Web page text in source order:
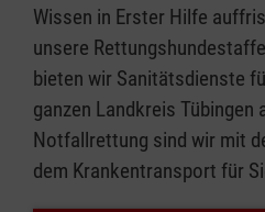
Wissen in Erster Hilfe
unsere
bieten wir Sanitätsdienste
ganzen Landkreis Tübingen
Notfallrettung sind wir mit
dem Krankentransport für